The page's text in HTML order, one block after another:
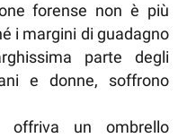
forense non è più
i margini di guadagno
parte degli
e donne, soffrono
offriva un ombrello